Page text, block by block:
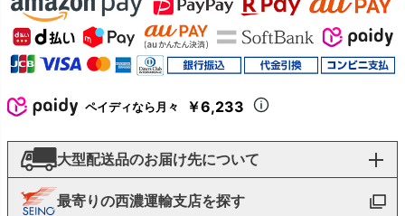
ペイディなら月々 ￥6,233
大型配送品のお届け先について
最寄りの西濃運輸支店を探す